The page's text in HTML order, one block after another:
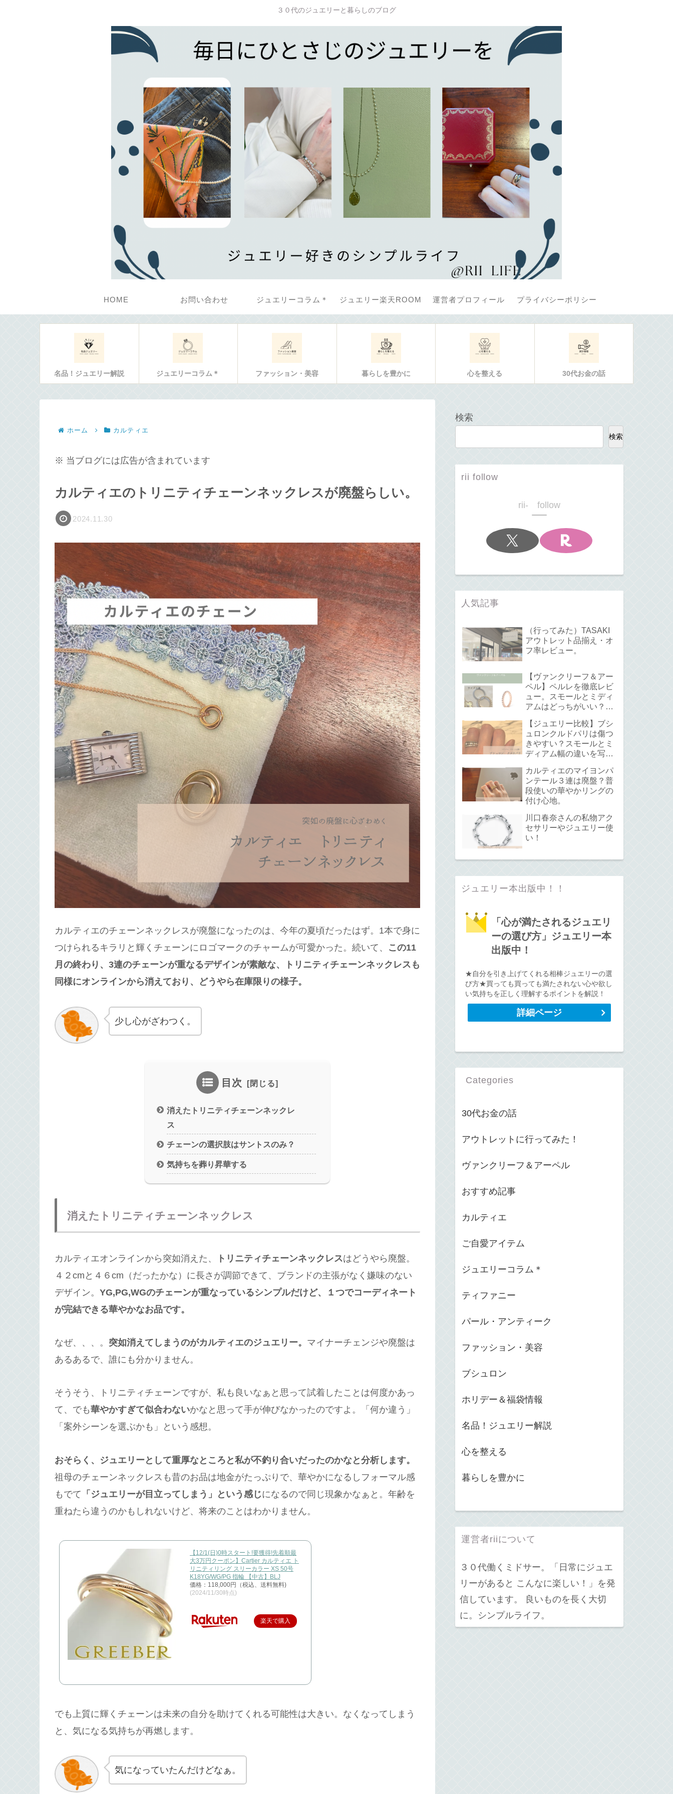
３０代のジュエリーと暮らしのブログ
HOME お問い合わせ ジュエリーコラム＊ ジュエリー楽天ROOM 運営者プロフィール プライバシーポリシー
名品！ジュエリー解説 ジュエリーコラム＊ ファッション・美容 暮らしを豊かに 心を整える 30代お金の話
ホーム カルティエ
※ 当ブログには広告が含まれています
カルティエのトリニティチェーンネックレスが廃盤らしい。
2024.11.30
カルティエのチェーンネックレスが廃盤になったのは、今年の夏頃だったはず。1本で身に
つけられるキラリと輝くチェーンにロゴマークのチャームが可愛かった。続いて、 この11
月の終わり、3連のチェーンが重なるデザインが素敵な、トリニティチェーンネックレスも
同様にオンラインから消えており、どうやら在庫限りの様子。
少し心がざわつく。
目次
消えたトリニティチェーンネックレ
ス
チェーンの選択肢はサントスのみ？
気持ちを葬り昇華する
消えたトリニティチェーンネックレス
カルティエオンラインから突如消えた、 トリニティチェーンネックレスはどうやら廃盤。
４２cmと４６cm（だったかな）に長さが調節できて、ブランドの主張がなく嫌味のない
デザイン。 YG,PG,WGのチェーンが重なっているシンプルだけど、１つでコーディネート
が完結できる華やかなお品です。
なぜ、、、。 突如消えてしまうのがカルティエのジュエリー。 マイナーチェンジや廃盤は
あるあるで、誰にも分かりません。
そうそう、トリニティチェーンですが、私も良いなぁと思って試着したことは何度かあっ
て、でも華やかすぎて似合わないかなと思って手が伸びなかったのですよ。「何か違う」
「案外シーンを選ぶかも」という感想。
おそらく、ジュエリーとして重厚なところと私が不釣り合いだったのかなと分析します。
祖母のチェーンネックレスも昔のお品は地金がたっぷりで、華やかになるしフォーマル感
もでて 「ジュエリーが目立ってしまう」という感じになるので同じ現象かなぁと。年齢を
重ねたら違うのかもしれないけど、将来のことはわかりません。
【12/1(日)0時スタート!要獲得!先着順最
大3万円クーポン】Cartier カルティエ ト
リニティリング スリーカラー XS 50号
K18YG/WG/PG 指輪 【中古】BLJ
価格：118,000円（税込、送料無料)
(2024/11/30時点)
楽天で購入
でも上質に輝くチェーンは未来の自分を助けてくれる可能性は大きい。なくなってしまう
と、気になる気持ちが再燃します。
気になっていたんだけどなぁ。
検索
検索
rii follow
rii- follow
人気記事
（行ってみた）TASAKI
アウトレット品揃え・オ
フ率レビュー。
【ヴァンクリーフ＆アー
ペル】ペルレを徹底レビ
ュー。スモールとミディ
アムはどっちがいい？サ
て。
【ジュエリー比較】ブシ
ュロンクルドパリは傷つ
きやすい？スモールとミ
ディアム幅の違いを写真
カルティエのマイヨンパ
ンテール３連は廃盤？普
段使いの華やかリングの
付け心地。
川口春奈さんの私物アク
セサリーやジュエリー使
い！
ジュエリー本出版中！！
「心が満たされるジュエリ
ーの選び方」ジュエリー本
出版中！
★自分を引き上げてくれる相棒ジュエリーの選
び方★買っても買っても満たされない心や欲し
い気持ちを正しく理解するポイントを解説！
詳細ページ
Categories
30代お金の話
アウトレットに行ってみた！
ヴァンクリーフ＆アーペル
おすすめ記事
カルティエ
ご自愛アイテム
ジュエリーコラム＊
ティファニー
パール・アンティーク
ファッション・美容
ブシュロン
ホリデー＆福袋情報
名品！ジュエリー解説
心を整える
暮らしを豊かに
運営者riiについて
３０代働くミドサー。「日常にジュエ
リーがあると こんなに楽しい！」を発
信しています。 良いものを長く大切
に。シンプルライフ。